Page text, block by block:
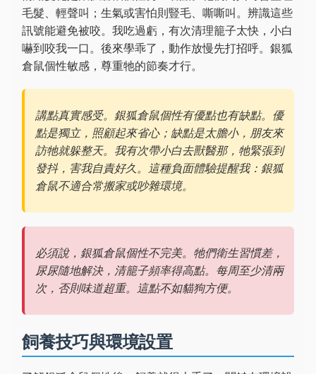
毛髮、輕聲叫；生氣或害怕則豎毛、嘶嘶叫。辨識這些
訊號能避免被咬。我吃過虧，有次清理籠子太快，小白
嚇到咬我一口。後來學乖了，動作放慢先打招呼。銀狐
倉鼠個性敏感，尊重牠的節奏才行。
講點真實感受。銀狐倉鼠個性有優點也有缺點。優
點是獨立，照顧起來省心；缺點是太膽小，朋友來
訪牠就躲整天。我有次帶小白去獸醫那，牠緊張到
發抖，害我自責好久。這種負面體驗提醒我：銀狐
倉鼠不適合常搬家或吵雜環境。
必須說，銀狐倉鼠個性不完美。牠們衛生習慣差，
尿尿隨地解決，清籠子頻率得高點。每周至少清兩
次，否則味道超重。這點不如貓狗方便。
飼養技巧與環境設置